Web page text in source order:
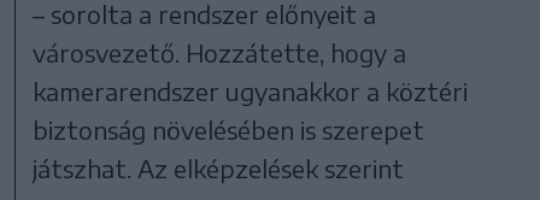
– sorolta a rendszer előnyeit a
városvezető. Hozzátette, hogy a
kamerarendszer ugyanakkor a köztéri
biztonság növelésében is szerepet
játszhat. Az elképzelések szerint